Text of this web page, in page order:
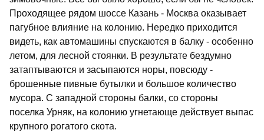
Проходящее рядом шоссе Казань - Москва оказывает
пагубное влияние на колонию. Нередко приходится
видеть, как автомашины спускаются в балку - особенно
летом, для лесной стоянки. В результате бездумно
затаптываются и засыпаются норы, повсюду -
брошенные пивные бутылки и большое количество
мусора. С западной стороны балки, со стороны
поселка Урняк, на колонию угнетающе действует выпас
крупного рогатого скота.